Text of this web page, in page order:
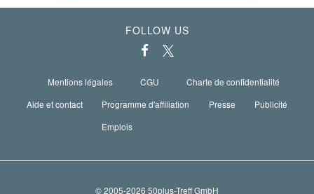
FOLLOW US
Mentions légales CGU
Charte de confidentialité
Aide et contact
Programme d'affiliation Presse
Publicité
Emplois
© 2005-2026 50plus-Treff GmbH